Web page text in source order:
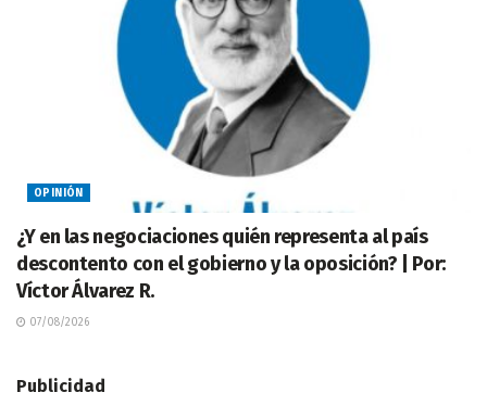
OPINIÓN
¿Y en las negociaciones quién representa al país
descontento con el gobierno y la oposición? | Por:
Víctor Álvarez R.
07/08/2026
Publicidad